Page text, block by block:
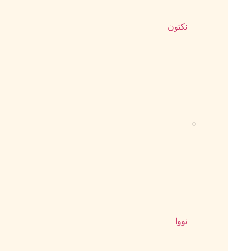
نکتون
نووا